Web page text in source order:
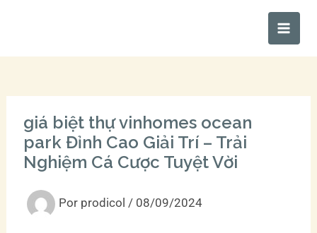
Main
giá biệt thự vinhomes ocean
park Đỉnh Cao Giải Trí – Trải
Nghiệm Cá Cược Tuyệt Vời
Por prodicol / 08/09/2024